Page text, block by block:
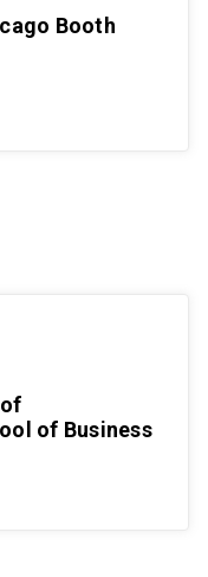
Booth
of Business